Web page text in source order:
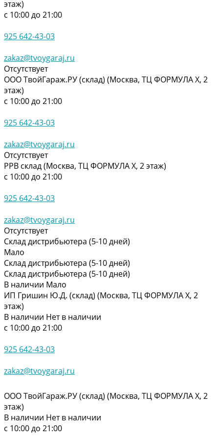
этаж)
с 10:00 до 21:00
925 642-43-03
zakaz@tvoygaraj.ru
Отсутствует
ООО ТвойГараж.РУ (склад) (Москва, ТЦ ФОРМУЛА Х, 2
этаж)
с 10:00 до 21:00
925 642-43-03
zakaz@tvoygaraj.ru
Отсутствует
РРВ склад (Москва, ТЦ ФОРМУЛА Х, 2 этаж)
с 10:00 до 21:00
925 642-43-03
zakaz@tvoygaraj.ru
Отсутствует
Склад дистрибьютера (5-10 дней)
Мало
Склад дистрибьютера (5-10 дней)
Склад дистрибьютера (5-10 дней)
В наличии Мало
ИП Гришин Ю.Д. (склад) (Москва, ТЦ ФОРМУЛА Х, 2
этаж)
В наличии Нет в наличии
с 10:00 до 21:00
925 642-43-03
zakaz@tvoygaraj.ru
ООО ТвойГараж.РУ (склад) (Москва, ТЦ ФОРМУЛА Х, 2
этаж)
В наличии Нет в наличии
с 10:00 до 21:00